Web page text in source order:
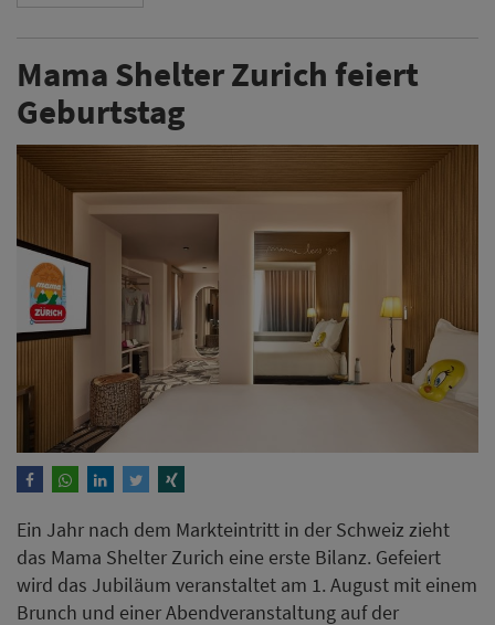
Mama Shelter Zurich feiert
Geburtstag
Ein Jahr nach dem Markteintritt in der Schweiz zieht
das Mama Shelter Zurich eine erste Bilanz. Gefeiert
wird das Jubiläum veranstaltet am 1. August mit einem
Brunch und einer Abendveranstaltung auf der